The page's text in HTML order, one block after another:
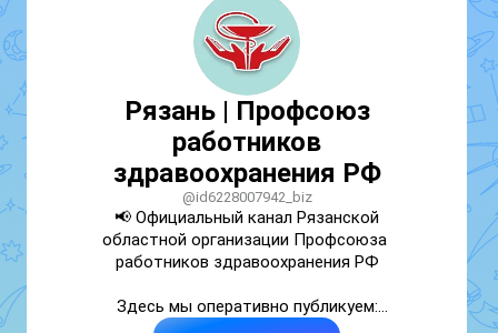
Рязань | Профсоюз
работников
здравоохранения РФ
@id6228007942_biz
📢 Официальный канал Рязанской
областной организации Профсоюза
работников здравоохранения РФ
Здесь мы оперативно публикуем:
✅ Новости для работников отрасли